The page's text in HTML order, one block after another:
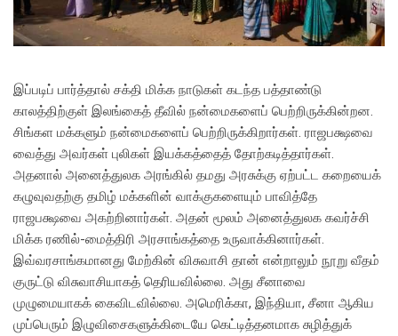
இப்படிப் பார்த்தால் சக்தி மிக்க நாடுகள் கடந்த பத்தாண்டு
காலத்திற்குள் இலங்கைத் தீவில் நன்மைகளைப் பெற்றிருக்கின்றன.
சிங்கள மக்களும் நன்மைகளைப் பெற்றிருக்கிறார்கள். ராஜபக்ஷவை
வைத்து அவர்கள் புலிகள் இயக்கத்தைத் தோற்கடித்தார்கள்.
அதனால் அனைத்துலக அரங்கில் தமது அரசுக்கு ஏற்பட்ட கறையைக்
கழுவுவதற்கு தமிழ் மக்களின் வாக்குகளையும் பாவித்தே
ராஜபக்ஷவை அகற்றினார்கள். அதன் மூலம் அனைத்துலக கவர்ச்சி
மிக்க ரணில்-மைத்திரி அரசாங்கத்தை உருவாக்கினார்கள்.
இவ்வரசாங்கமானது மேற்கின் விசுவாசி தான் என்றாலும் நூறு வீதம்
குருட்டு விசுவாசியாகத் தெரியவில்லை. அது சீனாவை
முழுமையாகக் கைவிடவில்லை. அமெரிக்கா, இந்தியா, சீனா ஆகிய
முப்பெரும் இழுவிசைகளுக்கிடையே கெட்டித்தனமாக சுழித்துக்